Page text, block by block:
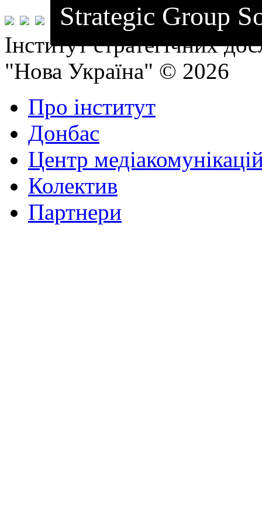
Strategic Group
Інститут стратегічних
"Нова Україна" © 2026
Про інститут
Донбас
Центр
Колектив
Партнери